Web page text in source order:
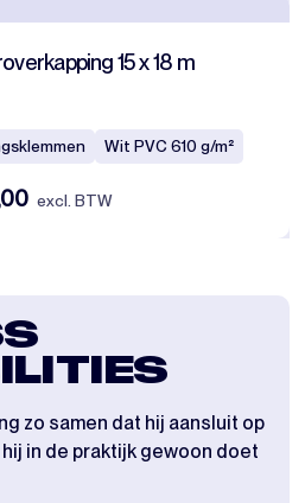
15 x 18 m
Wit PVC 610 g/m²
excl. BTW
zo samen dat hij aansluit op
in de praktijk gewoon doet